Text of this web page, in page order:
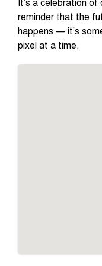
reminder that the
happens — it’s
pixel at a time.